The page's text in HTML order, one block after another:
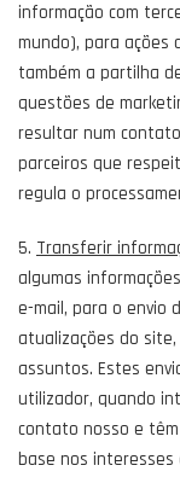
informação com
mundo), para ações
também a partilha
questões de
resultar num
parceiros que
regula o
5. Transferir
algumas
e-mail, para o envio
atualizações do
assuntos. Estes
utilizador, quando
contato nosso e
base nos interesses